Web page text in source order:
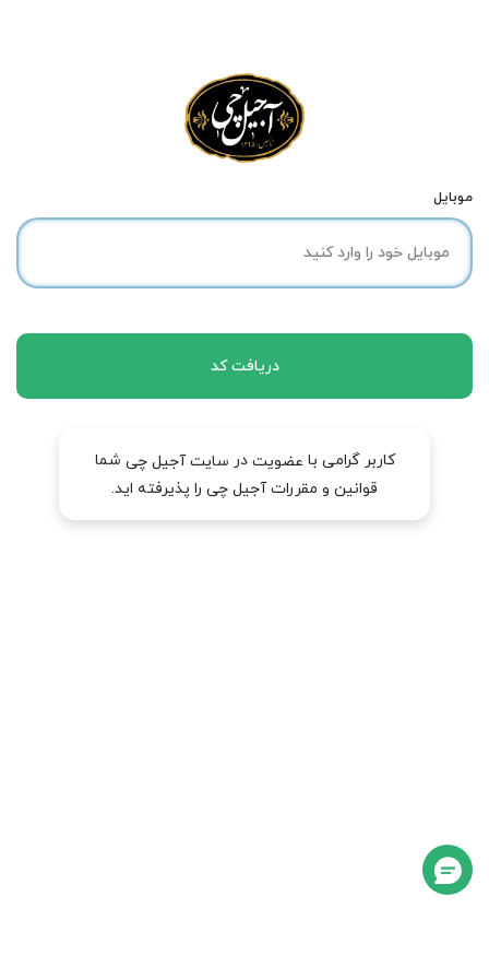
موبایل
دریافت کد
کاربر گرامی با عضویت در سایت آجیل چی شما
قوانین و مقررات آجیل چی را پذیرفته اید.